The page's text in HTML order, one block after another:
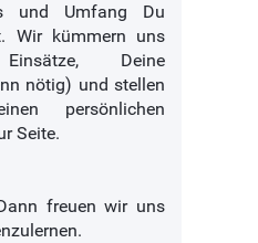
und Umfang Du
Wir kümmern uns
Deine
nötig) und stellen
persönlichen
Seite.
freuen wir uns